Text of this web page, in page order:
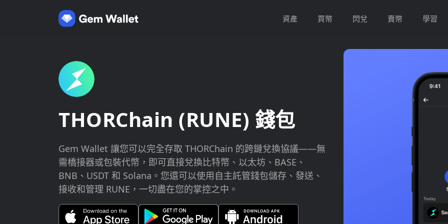
資產 買幣 閃兌 賣幣 學習
THORChain (RUNE) 錢包
Gem Wallet 讓您可以完全存取 THORChain 的跨鏈兌換協議——無
需橋接器或包裝代幣，即可直接兌換比特幣、以太坊、BASE、
BNB、USDT 和 Solana。您還可以使用自主託管錢包儲存、發送、
接收和管理 RUNE，一切盡在您的掌控之中。